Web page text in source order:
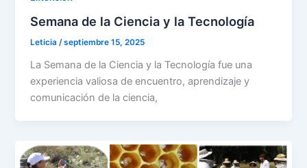
Semana de la Ciencia y la Tecnología
Leticia/septiembre 15, 2025
La Semana de la Ciencia y la Tecnología fue una
experiencia valiosa de encuentro, aprendizaje y
comunicación de la ciencia,